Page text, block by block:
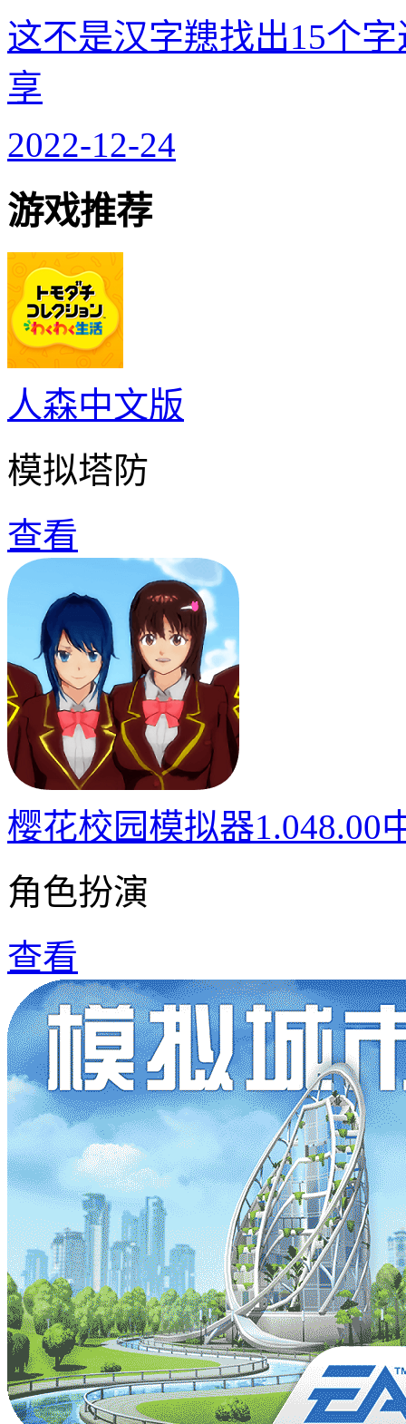
这不是汉字䍺找出15个
享
2022-12-24
游戏推荐
人森中文版
模拟塔防
查看
樱花校园模拟器1.048.00
角色扮演
查看